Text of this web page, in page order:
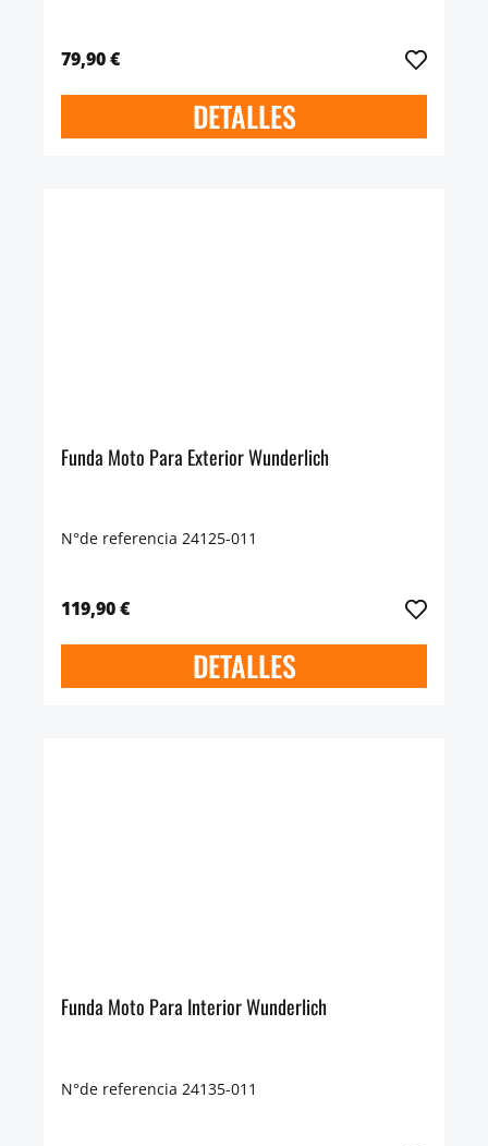
79,90 €
DETALLES
Funda Moto Para Exterior Wunderlich
N°de referencia 24125-011
119,90 €
DETALLES
Funda Moto Para Interior Wunderlich
N°de referencia 24135-011